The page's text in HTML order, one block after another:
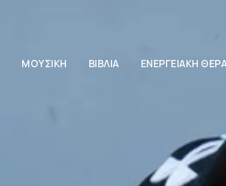
ΜΟΥΣΙΚΉ ΒΙΒΛΊΑ ΕΝΕΡΓΕΙΑΚΉ